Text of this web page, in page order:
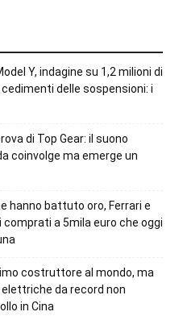
Y, indagine su 1,2 milioni di
delle sospensioni: i
di Top Gear: il suono
coinvolge ma emerge un
hanno battuto oro, Ferrari e
comprati a 5mila euro che oggi
costruttore al mondo, ma
da record non
in Cina